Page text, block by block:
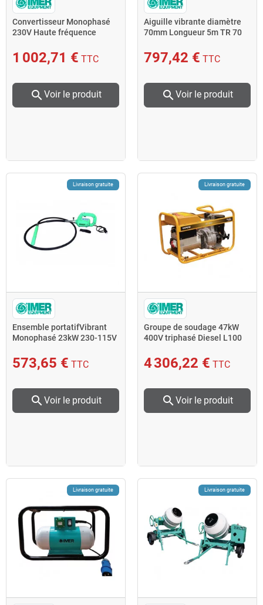
Convertisseur Monophasé
230V Haute fréquence
Imer
1 002,71 € TTC
search Voir le produit
Aiguille vibrante diamètre
70mm Longueur 5m TR 70
797,42 € TTC
search Voir le produit
Livraison gratuite
Ensemble portatifVibrant
Monophasé 23kW 230-115V
573,65 € TTC
search Voir le produit
Livraison gratuite
Groupe de soudage 47kW
400V triphasé Diesel L100
Imer
4 306,22 € TTC
search Voir le produit
Livraison gratuite Livraison gratuite